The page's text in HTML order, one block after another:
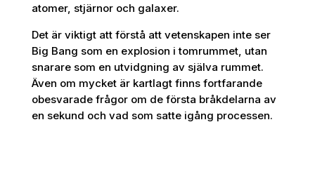
atomer, stjärnor och galaxer.
Det är viktigt att förstå att vetenskapen inte ser
Big Bang som en explosion i tomrummet, utan
snarare som en utvidgning av själva rummet.
Även om mycket är kartlagt finns fortfarande
obesvarade frågor om de första bråkdelarna av
en sekund och vad som satte igång processen.